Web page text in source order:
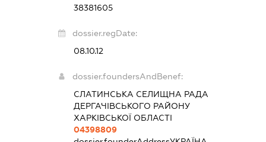
38381605
dossier.regDate:
08.10.12
dossier.foundersAndBenef:
СЛАТИНСЬКА СЕЛИЩНА РАДА
ДЕРГАЧІВСЬКОГО РАЙОНУ
ХАРКІВСЬКОЇ ОБЛАСТІ
04398809